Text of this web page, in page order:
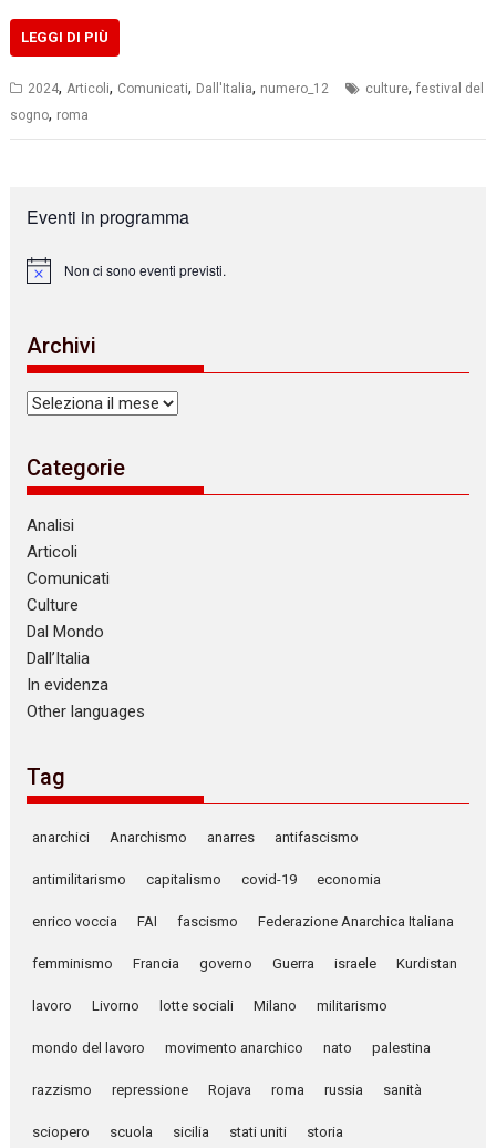
LEGGI DI PIÙ
2024,Articoli, Comunicati, Dall'Italia, numero_12 culture,festival del
sogno, roma
Eventi in programma
N
c
e
Non ci sono eventi previsti.
Archivi
Archivi
Categorie
Analisi
Articoli
Comunicati
Culture
Dal Mondo
Dall’Italia
In evidenza
Other languages
Tag
anarchici Anarchismo anarres antifascismo
antimilitarismo capitalismo covid-19 economia
enrico voccia FAI fascismo Federazione Anarchica Italiana
femminismo Francia governo Guerra israele Kurdistan
lavoro Livorno lotte sociali Milano militarismo
mondo del lavoro movimento anarchico nato palestina
razzismo repressione Rojava roma russia sanità
sciopero scuola sicilia stati uniti storia